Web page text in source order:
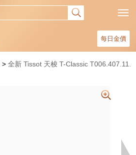
每日金價
全新 Tissot 天梭 T-Classic T006.407.11.